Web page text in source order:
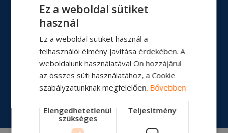
Erőátvitel
Tengelytáv
Ez a weboldal sütiket
használ
Ez a weboldal sütiket használ a
felhasználói élmény javítása érdekében. A
weboldalunk használatával Ön hozzájárul
az összes süti használatához, a Cookie
szabályzatunknak megfelelően. Bővebben
Elengedhetetlenül
szükséges
Teljesítmény